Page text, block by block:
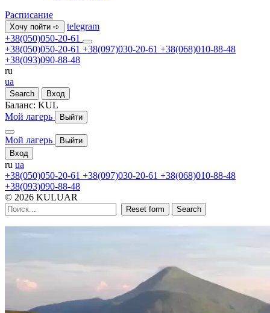
Расписание
Хочу пойти ➪
telegram
+38(050)050-20-61
+38(050)050-20-61 +38(097)030-20-61 +38(068)010-88-48
+38(093)090-88-48
ru
ua
Search Вход
Баланс: KUL
Мой лагерь
Выйти
Мой лагерь
Выйти
Вход
ru ua
+38(050)050-20-61 +38(097)030-20-61 +38(068)010-88-48
+38(093)090-88-48
© 2026 KULUAR
Reset form Search